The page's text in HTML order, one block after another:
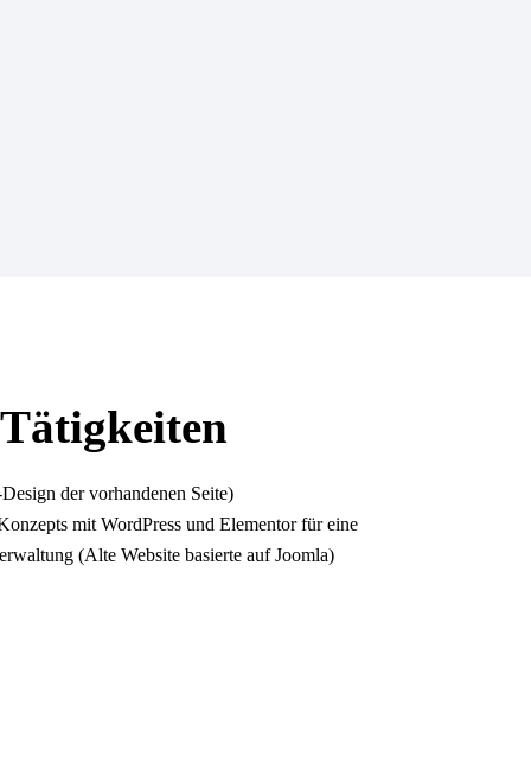
der vorhandenen Seite)
mit WordPress und Elementor für eine
(Alte Website basierte auf Joomla)